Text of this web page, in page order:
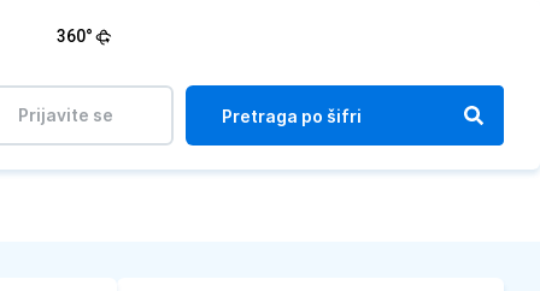
360°
Prijavite se